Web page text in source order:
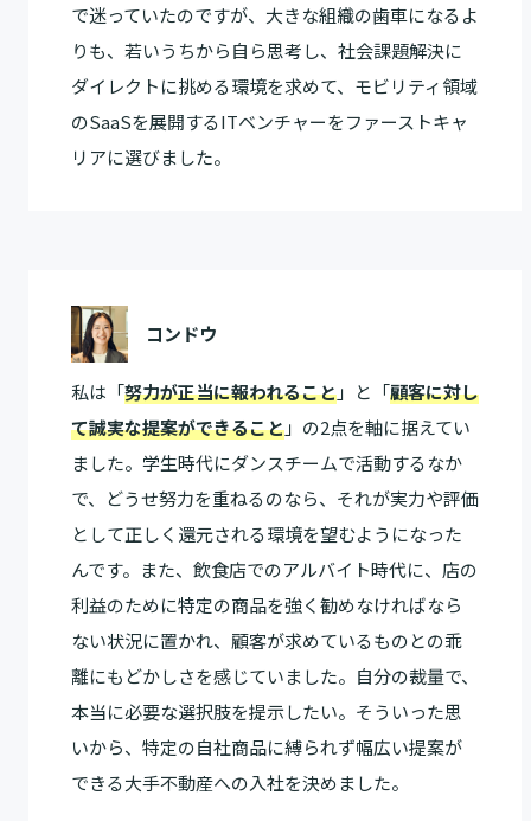
で迷っていたのですが、大きな組織の歯車になるよ
りも、若いうちから自ら思考し、社会課題解決に
ダイレクトに挑める環境を求めて、モビリティ領域
のSaaSを展開するITベンチャーをファーストキャ
リアに選びました。
コンドウ
私は「努力が正当に報われること」と「顧客に対し
て誠実な提案ができること」の2点を軸に据えてい
ました。学生時代にダンスチームで活動するなか
で、どうせ努力を重ねるのなら、それが実力や評価
として正しく還元される環境を望むようになった
んです。また、飲食店でのアルバイト時代に、店の
利益のために特定の商品を強く勧めなければなら
ない状況に置かれ、顧客が求めているものとの乖
離にもどかしさを感じていました。自分の裁量で、
本当に必要な選択肢を提示したい。そういった思
いから、特定の自社商品に縛られず幅広い提案が
できる大手不動産への入社を決めました。